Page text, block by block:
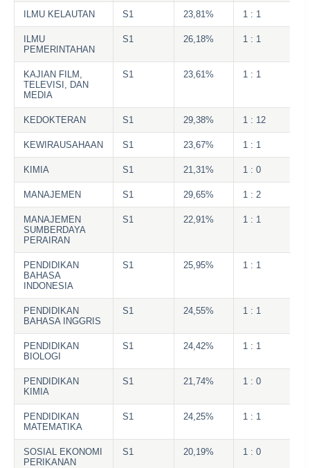
ILMU KELAUTAN S1 23,81% 1 : 1
ILMU
PEMERINTAHAN
S1 26,18% 1 : 1
KAJIAN FILM,
TELEVISI, DAN
MEDIA
S1 23,61% 1 : 1
KEDOKTERAN S1 29,38% 1 : 12
KEWIRAUSAHAAN S1 23,67% 1 : 1
KIMIA S1 21,31% 1 : 0
MANAJEMEN S1 29,65% 1 : 2
MANAJEMEN
SUMBERDAYA
PERAIRAN
S1 22,91% 1 : 1
PENDIDIKAN
BAHASA
INDONESIA
S1 25,95% 1 : 1
PENDIDIKAN
BAHASA INGGRIS
S1 24,55% 1 : 1
PENDIDIKAN
BIOLOGI
S1 24,42% 1 : 1
PENDIDIKAN
KIMIA
S1 21,74% 1 : 0
PENDIDIKAN
MATEMATIKA
S1 24,25% 1 : 1
SOSIAL EKONOMI
PERIKANAN
S1 20,19% 1 : 0